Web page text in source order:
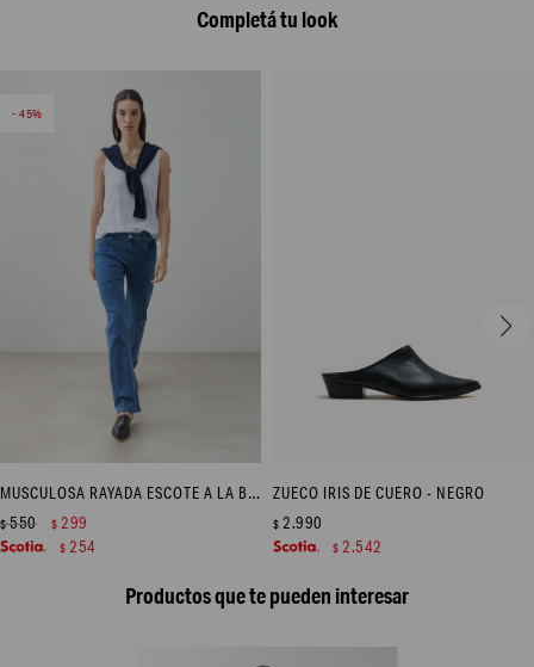
Completá tu look
45
MUSCULOSA RAYADA ESCOTE A LA BASE - BLANCO
$550 $ 299
$ 254
ZUECO IRIS DE CUERO - NEGRO
$ 2.990
$ 2.542
Productos que te pueden interesar